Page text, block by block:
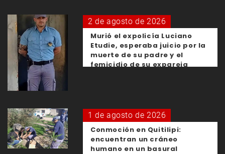
2 de agosto de 2026
Murió el expolicía Luciano
Etudie, esperaba juicio por la
muerte de su padre y el
femicidio de su expareja
1 de agosto de 2026
Conmoción en Quitilipi:
encuentran un cráneo
humano en un basural